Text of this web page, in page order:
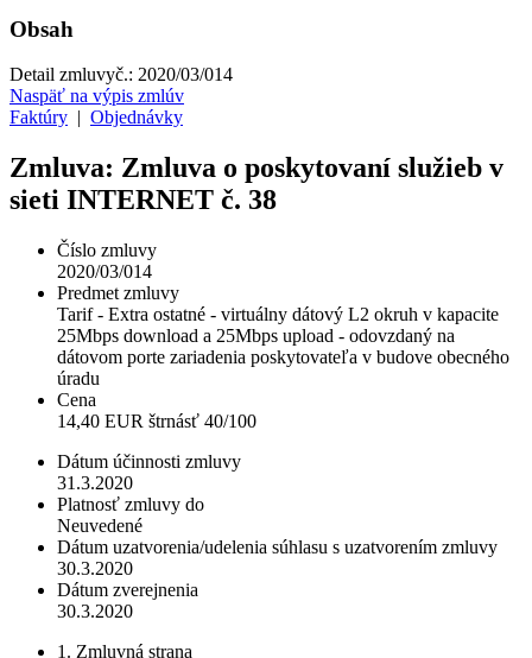
Obsah
Detail zmluvyč.: 2020/03/014
Naspäť na výpis zmlúv
Faktúry
Objednávky
Zmluva: Zmluva o poskytovaní služieb v
sieti INTERNET č. 38
Číslo zmluvy
2020/03/014
Predmet zmluvy
Tarif - Extra ostatné - virtuálny dátový L2 okruh v kapacite
25Mbps download a 25Mbps upload - odovzdaný na
dátovom porte zariadenia poskytovateľa v budove obecného
úradu
Cena
14,40 EUR štrnásť 40/100
Dátum účinnosti zmluvy
31.3.2020
Platnosť zmluvy do
Neuvedené
Dátum uzatvorenia/udelenia súhlasu s uzatvorením zmluvy
30.3.2020
Dátum zverejnenia
30.3.2020
1. Zmluvná strana